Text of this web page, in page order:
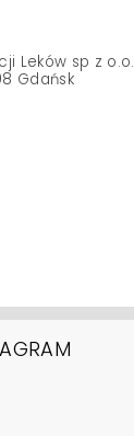
Leków sp z o.o.
Gdańsk